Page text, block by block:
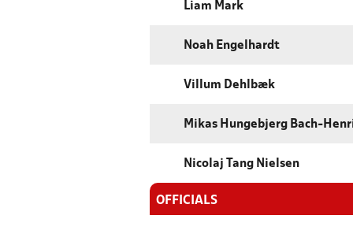
Liam Mark
Noah Engelhardt
Villum Dehlbæk
Mikas Hungebjerg Bach-
Nicolaj Tang Nielsen
OFFICIALS